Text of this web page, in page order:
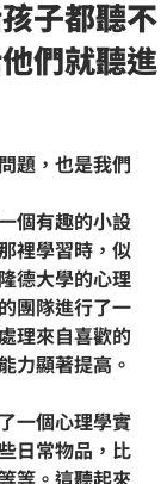
子都聽不
們就聽進
題，也是我們
有趣的小設
裡學習時，似
德大學的心理
團隊進行了一
理來自喜歡的
力顯著提高。
個心理學實
日常物品，比
等。這聽起來